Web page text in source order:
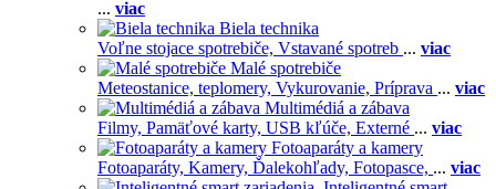
... viac
Biela technika
Voľne stojace spotrebiče, Vstavané spotreb ... viac
Malé spotrebiče
Meteostanice, teplomery, Vykurovanie, Príprava ... viac
Multimédiá a zábava
Filmy, Pamäťové karty, USB kľúče, Externé ... viac
Fotoaparáty a kamery
Fotoaparáty, Kamery, Ďalekohľady, Fotopasce, ... viac